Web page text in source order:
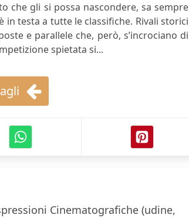
che gli si possa nascondere, sa sempre
testa a tutte le classifiche. Rivali storici
e parallele che, però, s’incrociano di
spietata si...
Cinematografiche (udine,